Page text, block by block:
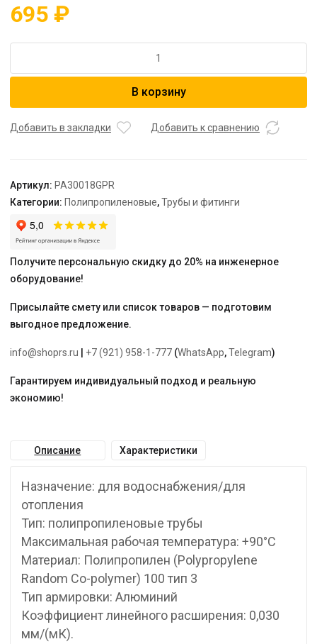
695 ₽
Труба
x
AQUA"
перфорированные
В корзину
Добавить в закладки Добавить к сравнению
Артикул: PA30018GPR
Категории: Полипропиленовые,Трубы и фитинги
Получите персональную скидку до 20% на инженерное
оборудование!
Присылайте смету или список товаров — подготовим
выгодное предложение.
info@shoprs.ru +7 (921) 958-1-777 (WhatsApp,Telegram)
Гарантируем индивидуальный подход и реальную
экономию!
Описание Характеристики
Назначение: для водоснабжения/для
отопления
Тип: полипропиленовые трубы
Максимальная рабочая температура: +90°С
Материал: Полипропилен (Polypropylene
Random Co-polymer) 100 тип 3
Тип армировки: Алюминий
Коэффициент линейного расширения: 0,030
мм/(мК).